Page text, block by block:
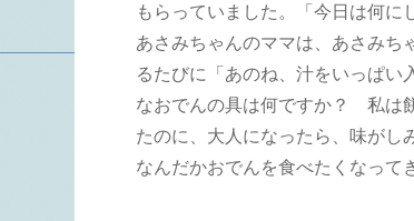
もらっていました。「今日は何に
あさみちゃんのママは、あさみち
るたびに「あのね、汁をいっぱ
なおでんの具は何ですか？ 私は
たのに、大人になったら、味がし
なんだかおでんを食べたくなって